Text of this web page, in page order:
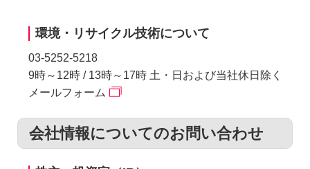
環境・リサイクル技術について
03-5252-5218
9時～12時 / 13時～17時 土・日および当社休日除く
メールフォーム
会社情報についてのお問い合わせ